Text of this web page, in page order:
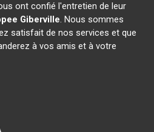
ont confié l'entretien de leur
Giberville. Nous sommes
satisfait de nos services et que
à vos amis et à votre